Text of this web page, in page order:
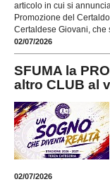
articolo in cui si
Promozione del
Certaldese Giovani, che
02/07/2026
SFUMA la
altro CLUB al
02/07/2026